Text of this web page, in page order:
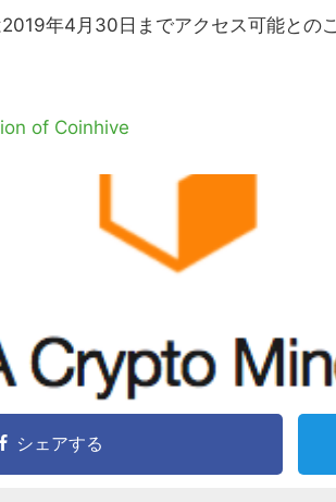
年4月30日までアクセス可能とのこ
of Coinhive
シェアする